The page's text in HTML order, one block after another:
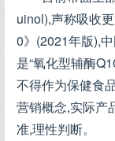
uinol),声称吸收
0》(2021年版),
是“氧化型辅酶
不得作为保健食
营销概念,实际产
准,理性判断。